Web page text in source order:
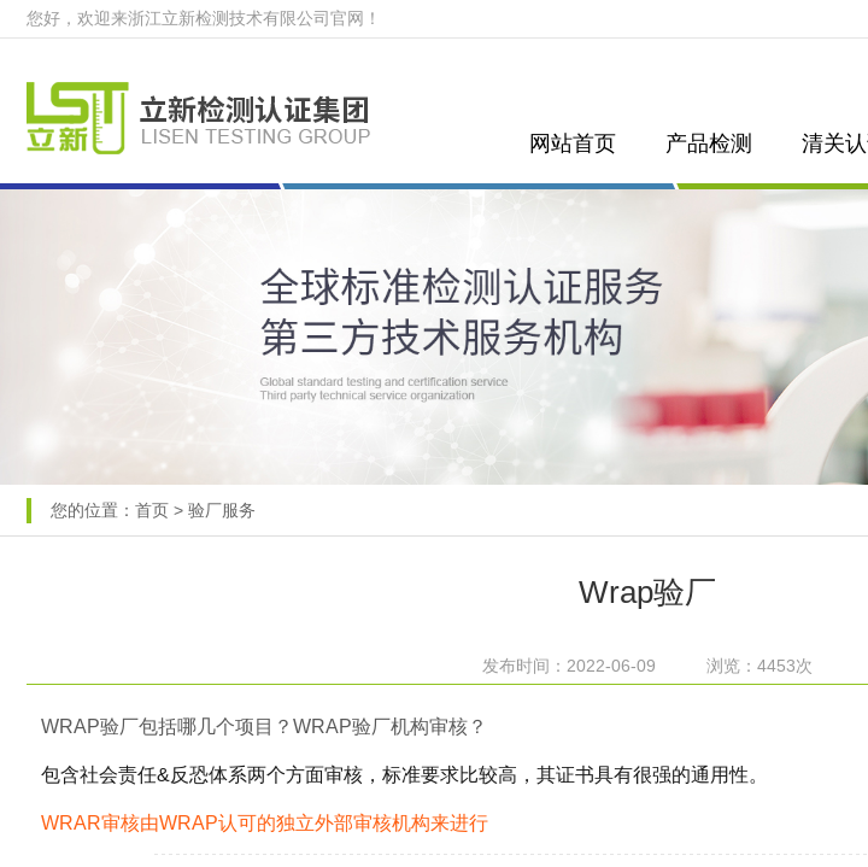
您好，欢迎来浙江立新检测技术有限公司官网！
网站首页 产品检测 清关
您的位置： 首页 > 验厂服务
Wrap验厂
发布时间：2022-06-09 浏览：4453次
WRAP验厂包括哪几个项目？WRAP验厂机构审核？
包含社会责任&反恐体系两个方面审核，标准要求比较高，其证书具有很强的通用性。
WRAR审核由WRAP认可的独立外部审核机构来进行